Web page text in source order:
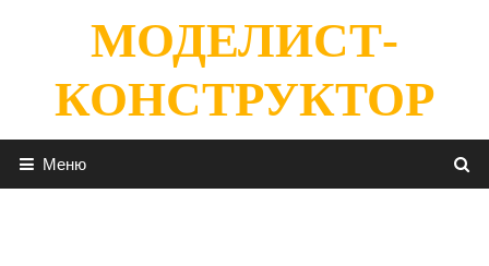
содержимомуМОДЕЛИСТ-
КОНСТРУКТОР
Меню